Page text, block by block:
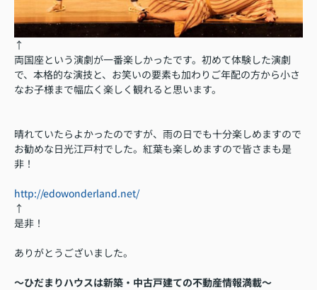
↑
両国座という演劇が一番楽しかったです。初めて体験した演劇
で、本格的な演技と、お笑いの要素も加わりご年配の方から小さ
なお子様まで幅広く楽しく観れると思います。
晴れていたらよかったのですが、雨の日でも十分楽しめますので
お勧めな日光江戸村でした。紅葉も楽しめますので皆さまも是
非！
http://edowonderland.net/
↑
是非！
ありがとうございました。
～ひだまりハウスは新築・中古戸建ての不動産情報満載～